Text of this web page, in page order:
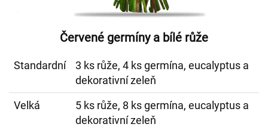
Červené germíny a bílé růže
Standardní
3 ks růže, 4 ks germína, eucalyptus a
dekorativní zeleň
Velká
5 ks růže, 8 ks germína, eucalyptus a
dekorativní zeleň